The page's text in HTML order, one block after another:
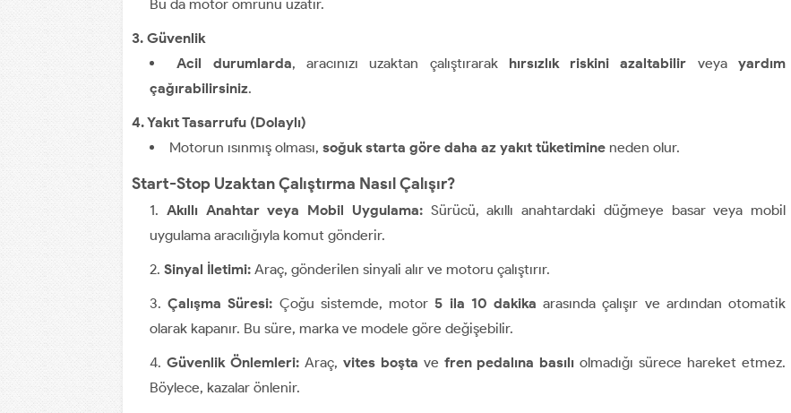
Bu da motor ömrünü uzatır.
3. Güvenlik
Acil durumlarda, aracınızı uzaktan çalıştırarak hırsızlık riskini azaltabilir veyayardım
çağırabilirsiniz.
4. Yakıt Tasarrufu (Dolaylı)
Motorun ısınmış olması, soğuk starta göre daha az yakıt tüketimine neden olur.
Start-Stop Uzaktan Çalıştırma Nasıl Çalışır?
Akıllı Anahtar veya Mobil Uygulama:Sürücü, akıllı anahtardaki düğmeye basar veya mobil
uygulama aracılığıyla komut gönderir.
Sinyal İletimi: Araç, gönderilen sinyali alır ve motoru çalıştırır.
Çalışma Süresi: Çoğu sistemde, motor5 ila 10 dakika arasında çalışır ve ardından otomatik
olarak kapanır. Bu süre, marka ve modele göre değişebilir.
Güvenlik Önlemleri:Araç, vites boşta ve fren pedalına basılı olmadığı sürece hareket etmez.
Böylece, kazalar önlenir.